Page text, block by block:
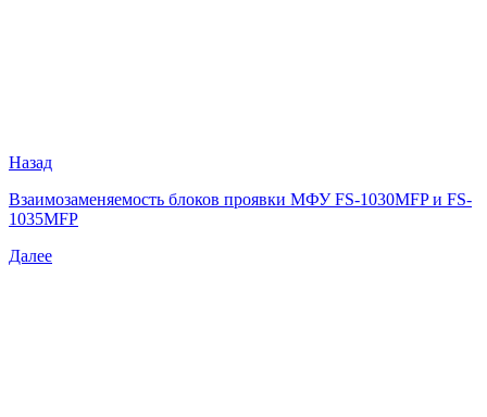
Назад
Взаимозаменяемость блоков проявки МФУ FS-1030MFP и FS-
1035MFP
Далее